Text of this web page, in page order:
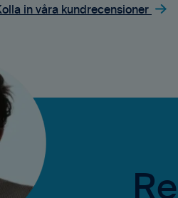
in våra kundrecensioner